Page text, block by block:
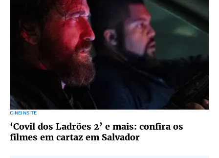
CINEINSITE
‘Covil dos Ladrões 2’ e mais: confira os
filmes em cartaz em Salvador